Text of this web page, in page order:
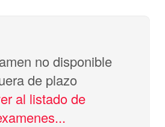
no disponible
de plazo
al listado de